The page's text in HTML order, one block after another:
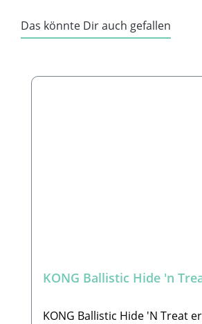
Das könnte Dir auch gefallen
KONG Ballistic Hide 'n
KONG Ballistic Hide 'N Treat